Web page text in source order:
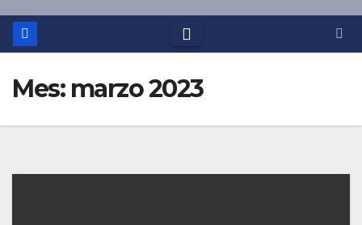
Mes: marzo 2023